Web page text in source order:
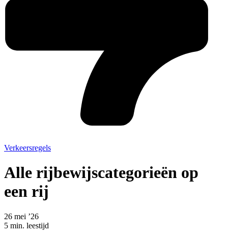
Verkeersregels
Alle rijbewijscategorieën op
een rij
26 mei ’26
5 min. leestijd